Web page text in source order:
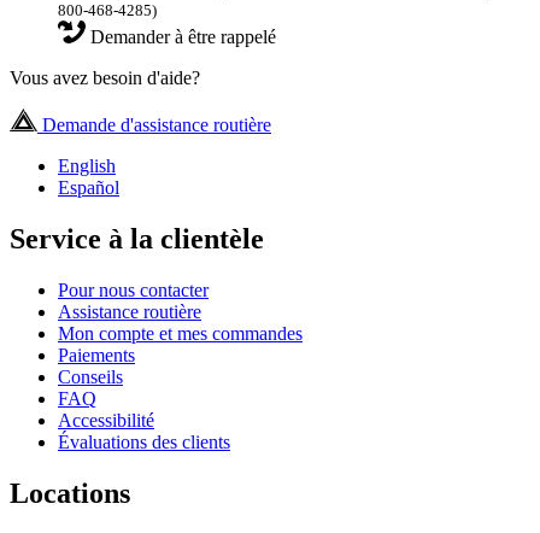
800-468-4285)
Demander à être rappelé
Vous avez besoin d'aide?
Demande d'assistance routière
English
Español
Service à la clientèle
Pour nous contacter
Assistance routière
Mon compte et mes commandes
Paiements
Conseils
FAQ
Accessibilité
Évaluations des clients
Locations